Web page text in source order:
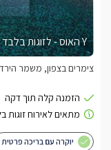
Y האוס - לזוגות בלבד
צימרים בצפון, משמר
יוקרה עם בריכה פרטית